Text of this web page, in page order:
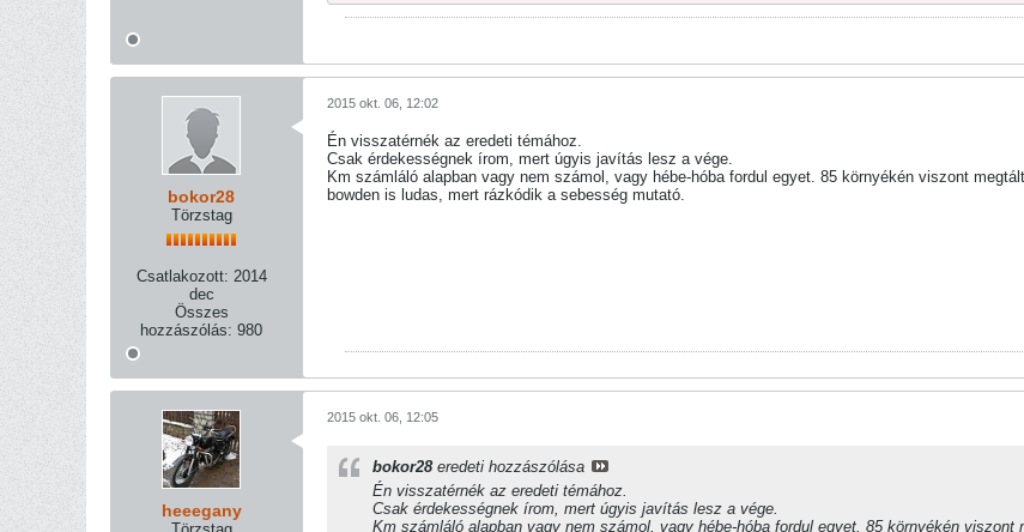
bokor28
Törzstag
Csatlakozott: 2014
dec
Összes
hozzászólás: 980
2015 okt. 06, 12:02
Én visszatérnék az eredeti témához.
Csak érdekességnek írom, mert úgyis javítás lesz a vége.
Km számláló alapban vagy nem számol, vagy hébe-hóba fordul egyet. 85 környékén viszont
bowden is ludas, mert rázkódik a sebesség mutató.
heeegany
2015 okt. 06, 12:05
bokor28eredeti hozzászólása
Én visszatérnék az eredeti témához.
Csak érdekességnek írom, mert úgyis javítás lesz a vége.
Km számláló alapban vagy nem számol, vagy hébe-hóba fordul egyet. 85 környékén